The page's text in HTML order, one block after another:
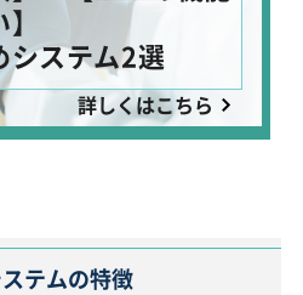
システム2選
詳しくはこちら
テムの特徴